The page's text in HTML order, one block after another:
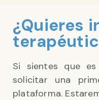
¿Quieres
Si sientes que
solicitar una
plataforma.